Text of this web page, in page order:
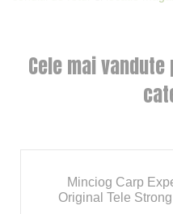
Cele mai
Minciog Carp
Original Tele